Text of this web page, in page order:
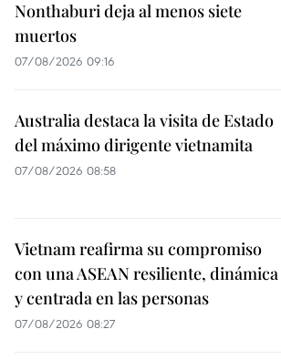
Nonthaburi deja al menos siete
muertos
07/08/2026 09:16
Australia destaca la visita de Estado
del máximo dirigente vietnamita
07/08/2026 08:58
Vietnam reafirma su compromiso
con una ASEAN resiliente, dinámica
y centrada en las personas
07/08/2026 08:27